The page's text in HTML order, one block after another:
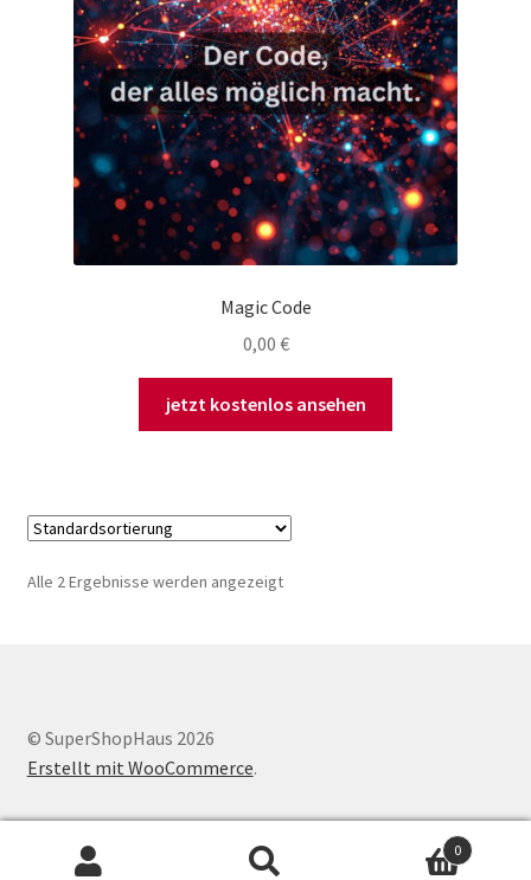
Magic Code
0,00 €
jetzt kostenlos ansehen
Alle 2 Ergebnisse werden angezeigt
© SuperShopHaus 2026
Erstellt mit WooCommerce.
0